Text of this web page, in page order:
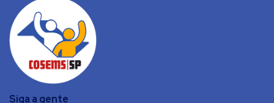
Siga a gente